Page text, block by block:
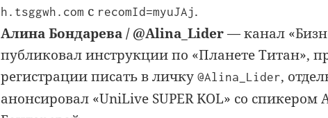
h.tsggwh.com с recomId=myuJAj.
Алина Бондарева / @Alina_Lider— канал
публиковал инструкции по «Планете Титан»,
регистрации писать в личку@Alina_Lider,
анонсировал «UniLive SUPER KOL» со спикером